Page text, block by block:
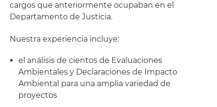
cargos que anteriormente ocupaban en el
Departamento de Justicia.
Nuestra experiencia incluye:
el análisis de cientos de Evaluaciones
Ambientales y Declaraciones de Impacto
Ambiental para una amplia variedad de
proyectos